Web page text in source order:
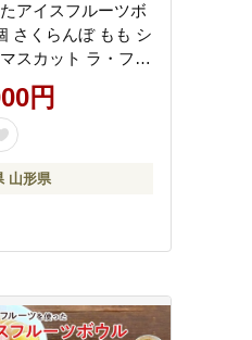
アイスフルーツボ
さくらんぼ もも シ
スカット ラ・フラ
んご F2Y-4427
円
山形県